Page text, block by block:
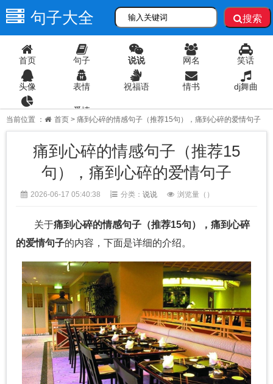
句子大全 搜索
首页 句子 说说 网名 笑话
头像 表情 祝福语 情书 dj舞曲
爱情
当前位置 ： 首页 > 痛到心碎的情感句子（推荐15句），痛到心碎的爱情句子
痛到心碎的情感句子（推荐15
句），痛到心碎的爱情句子
2026-06-17 05:40:38 分类： 说说 浏览量（ ）
关于痛到心碎的情感句子（推荐15句），痛到心碎
的爱情句子的内容，下面是详细的介绍。